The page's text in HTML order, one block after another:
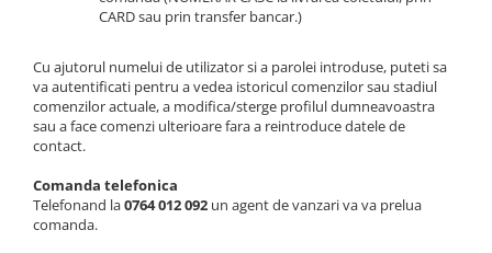
CARD sau prin transfer bancar.)
Cu ajutorul numelui de utilizator si a parolei introduse, puteti sa
va autentificati pentru a vedea istoricul comenzilor sau stadiul
comenzilor actuale, a modifica/sterge profilul dumneavoastra
sau a face comenzi ulterioare fara a reintroduce datele de
contact.
Comanda telefonica
Telefonand la0764 012 092 un agent de vanzari va va prelua
comanda.